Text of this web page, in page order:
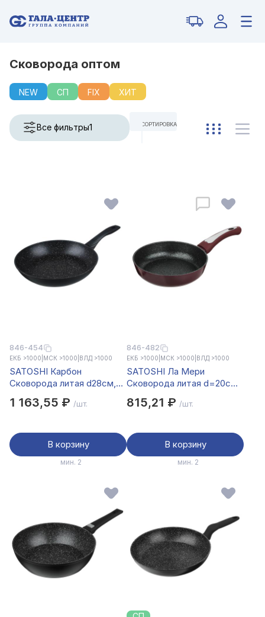
Сковорода оптом
NEW СП FIX ХИТ
Все фильтры1
СОРТИРОВКА
846-454
ЕКБ >1000 МСК >1000 ВЛД >1000
SATOSHI Карбон
Сковорода литая d28см,
Мрамор, индукция
1 163,55 ₽ /шт.
В корзину
мин. 2
846-482
ЕКБ >1000 МСК >1000 ВЛД >1000
SATOSHI Ла Мери
Сковорода литая d=20см,
мрамор, индукция
815,21 ₽ /шт.
В корзину
мин. 2